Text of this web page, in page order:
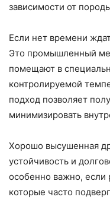
зависимости от
Если нет времени
Это промышленный
помещают в
контролируемой
подход позволяет
минимизировать
Хорошо высушенная
устойчивость и
особенно важно, если
которые часто